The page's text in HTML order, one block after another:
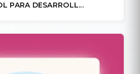
PARA DESARROLL...